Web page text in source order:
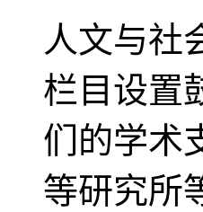
人文与社
栏目设置
们的学术
等研究所